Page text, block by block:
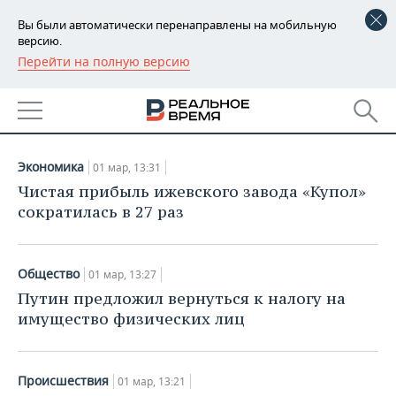
Вы были автоматически перенаправлены на мобильную
версию.
Перейти на полную версию
РЕГИОНЫ
БАШКОРТОСТАН
УДМУРТИЯ
НОВОСТИ
НОВОСТИ АНАЛИТИКИ
ДЕКЛАРАЦИИ О ДОХОДАХ
КОРОЛИ ГОСЗАКАЗА ПФО
ВУЗЫ ТАТАРСТАНА
КОМУ ПРИНАДЛЕЖАТ
ТАТАРСТАНА
ЭКОНОМИКА
НОВОСТИ ЭКОНОМИКИ
ФИНАНСЫ
БАНКИ
БЮДЖЕТ
ИНВЕСТИЦИИ
НОВОСТИ
ПРОМЫШЛЕННОСТИ
АГРОПРОМ
НЕДВИЖИМОСТЬ
НОВОСТИ НЕДВИЖИМОСТИ
АВТО
НОВОСТИ АВТО
БИЗНЕС
НОВОСТИ БИЗНЕСА
ТЕХНОЛОГИИ
01.03.2018
Экономика 01 мар, 13:31
Чистая прибыль ижевского завода «Купол»
сократилась в 27 раз
Общество 01 мар, 13:27
Путин предложил вернуться к налогу на
имущество физических лиц
Происшествия 01 мар, 13:21